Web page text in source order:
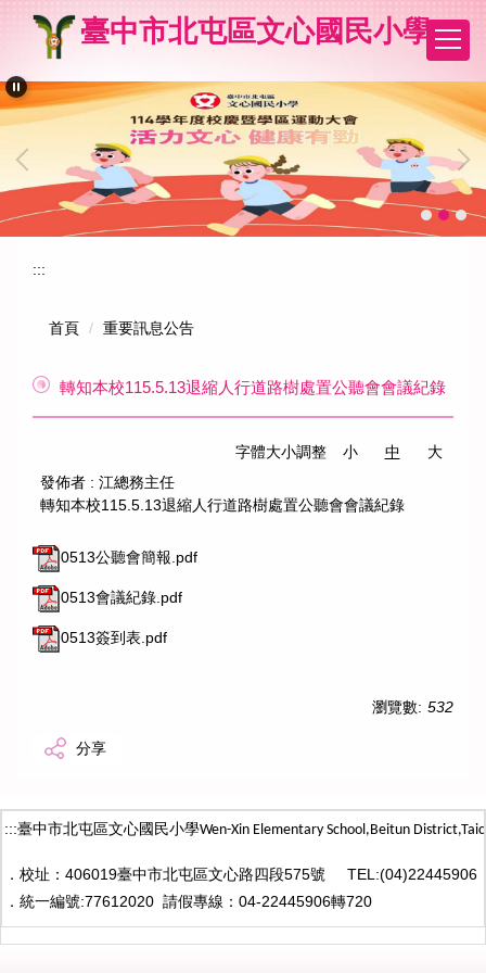
要
內
容
區
臺中市北屯區文心國民小學
:::
首頁 重要訊息公告
轉知本校115.5.13退縮人行道路樹處置公聽會會議紀錄
字體大小調整 小 中
大
發佈者 : 江總務主任
轉知本校115.5.13退縮人行道路樹處置公聽會會議紀錄
0513公聽會簡報.pdf
0513會議紀錄.pdf
0513簽到表.pdf
瀏覽數: 532
分享
:::臺中市北屯區文心國民小學Wen-Xin Elementary School,Beitun District,
． 校址：406019臺中市北屯區文心路四段575號
TEL:(04)22445906
． 統一編號:77612020 請假專線：04-22445906轉720